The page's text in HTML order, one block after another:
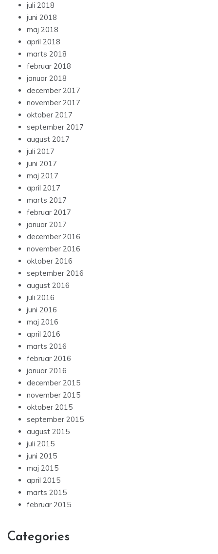
juli 2018
juni 2018
maj 2018
april 2018
marts 2018
februar 2018
januar 2018
december 2017
november 2017
oktober 2017
september 2017
august 2017
juli 2017
juni 2017
maj 2017
april 2017
marts 2017
februar 2017
januar 2017
december 2016
november 2016
oktober 2016
september 2016
august 2016
juli 2016
juni 2016
maj 2016
april 2016
marts 2016
februar 2016
januar 2016
december 2015
november 2015
oktober 2015
september 2015
august 2015
juli 2015
juni 2015
maj 2015
april 2015
marts 2015
februar 2015
Categories